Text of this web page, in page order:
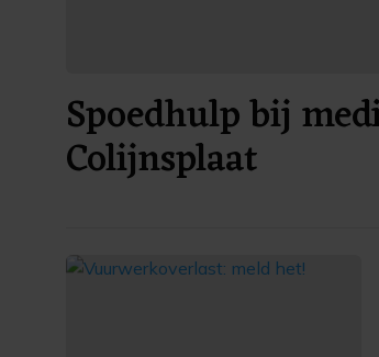
Spoedhulp bij
Colijnsplaat